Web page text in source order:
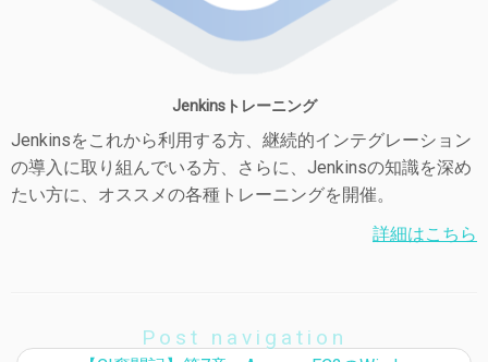
Jenkinsトレーニング
Jenkinsをこれから利用する方、継続的インテグレーション
の導入に取り組んでいる方、さらに、Jenkinsの知識を深め
たい方に、オススメの各種トレーニングを開催。
詳細はこちら
Post navigation